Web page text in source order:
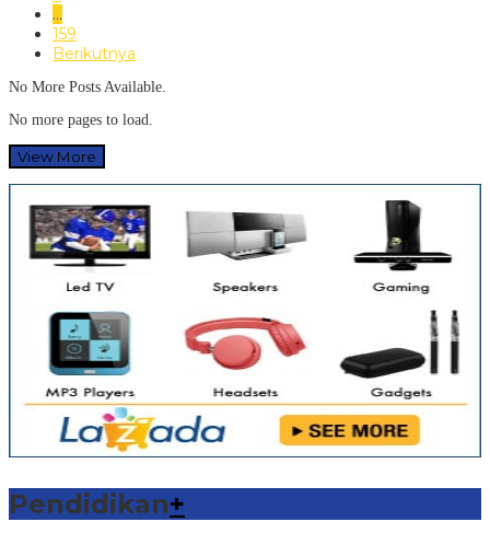
…
159
Berikutnya
No More Posts Available.
No more pages to load.
View More
Pendidikan+